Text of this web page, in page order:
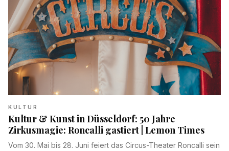
KULTUR
Kultur & Kunst in Düsseldorf: 50 Jahre
Zirkusmagie: Roncalli gastiert | Lemon Times
Vom 30. Mai bis 28. Juni feiert das Circus-Theater Roncalli sein